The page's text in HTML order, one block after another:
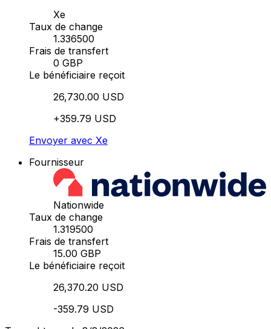
Xe
Taux de change
1.336500
Frais de transfert
0 GBP
Le bénéficiaire reçoit
26,730.00 USD
+359.79 USD
Envoyer avec Xe
Fournisseur
Nationwide
Taux de change
1.319500
Frais de transfert
15.00 GBP
Le bénéficiaire reçoit
26,370.20 USD
-359.79 USD